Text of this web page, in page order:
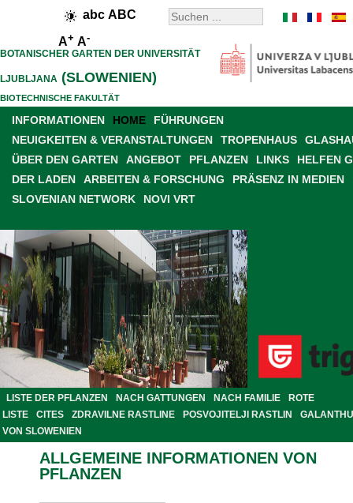
abc ABC
A+ A-
BOTANISCHER GARTEN DER UNIVERSITÄT
LJUBLJANA (SLOWENIEN)
BIOTECHNISCHE FAKULTÄT
INFORMATIONEN HOME
FÜHRUNGEN
NEUIGKEITEN & VERANSTALTUNGEN
TROPENHAUS
ÜBER DEN GARTEN
ANGEBOT PFLANZEN LINKS
HELFEN
DER LADEN
ARBEITEN & FORSCHUNG
PRÄSENZ IN MEDIEN
SLOVENIAN NETWORK
NOVI VRT
LISTE DER PFLANZEN NACH GATTUNGEN NACH FAMILIE
ROTE
LISTE
CITES ZDRAVILNE RASTLINE POSVOJITELJI RASTLIN
VON SLOWENIEN
ALLGEMEINE INFORMATIONEN VON
PFLANZEN